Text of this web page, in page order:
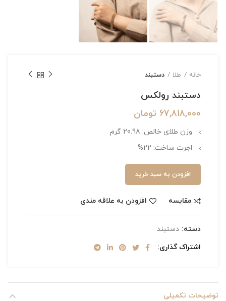
خانه طلا دستبند
دستبند رولکس
67,818,000 تومان
وزن طلای خالص: 20.98 گرم
اجرت ساخت: 22%
افزودن به سبد خرید
مقایسه افزودن به علاقه مندی
دسته: دستبند
اشتراک گذاری
توضیحات تکمیلی